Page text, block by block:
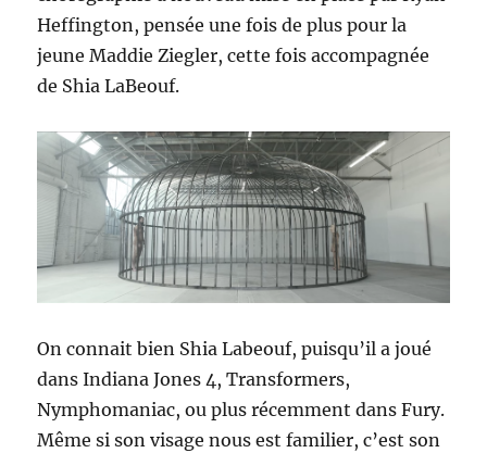
Heffington, pensée une fois de plus pour la
jeune Maddie Ziegler, cette fois accompagnée
de Shia LaBeouf.
On connait bien Shia Labeouf, puisqu’il a joué
dans Indiana Jones 4, Transformers,
Nymphomaniac, ou plus récemment dans Fury.
Même si son visage nous est familier, c’est son